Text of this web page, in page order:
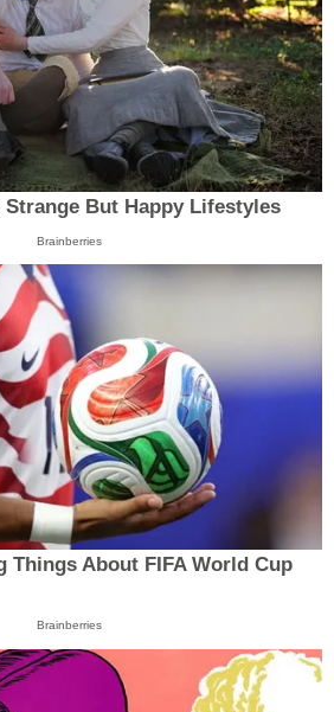
But Happy Lifestyles
Brainberries
Things About FIFA World Cup
Brainberries